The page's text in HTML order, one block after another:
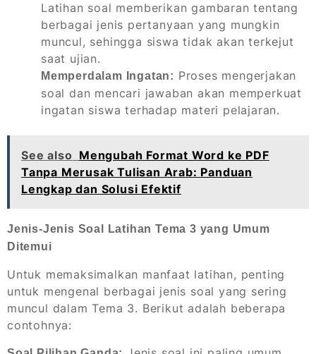
Latihan soal memberikan gambaran tentang
berbagai jenis pertanyaan yang mungkin
muncul, sehingga siswa tidak akan terkejut
saat ujian.
Memperdalam Ingatan: Proses mengerjakan
soal dan mencari jawaban akan memperkuat
ingatan siswa terhadap materi pelajaran.
See also Mengubah Format Word ke PDF
Tanpa Merusak Tulisan Arab: Panduan
Lengkap dan Solusi Efektif
Jenis-Jenis Soal Latihan Tema 3 yang Umum
Ditemui
Untuk memaksimalkan manfaat latihan, penting
untuk mengenal berbagai jenis soal yang sering
muncul dalam Tema 3. Berikut adalah beberapa
contohnya: